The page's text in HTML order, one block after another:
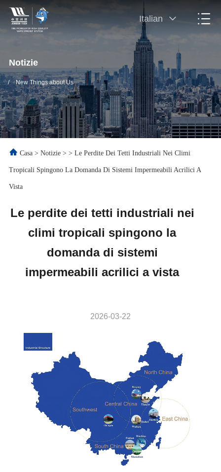
Italian
Notizie
/ New Things about Us
Casa > Notizie > > Le Perdite Dei Tetti Industriali Nei Climi
Tropicali Spingono La Domanda Di Sistemi Impermeabili Acrilici A
Vista
Le perdite dei tetti industriali nei
climi tropicali spingono la
domanda di sistemi
impermeabili acrilici a vista
2026-03-22